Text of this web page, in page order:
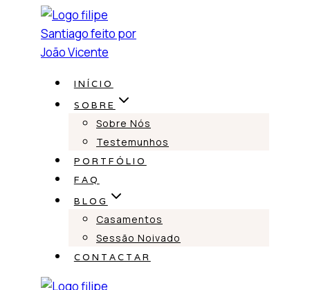
content
INÍCIO
SOBRE
Sobre Nós
Testemunhos
PORTFÓLIO
FAQ
BLOG
Casamentos
Sessão Noivado
CONTACTAR